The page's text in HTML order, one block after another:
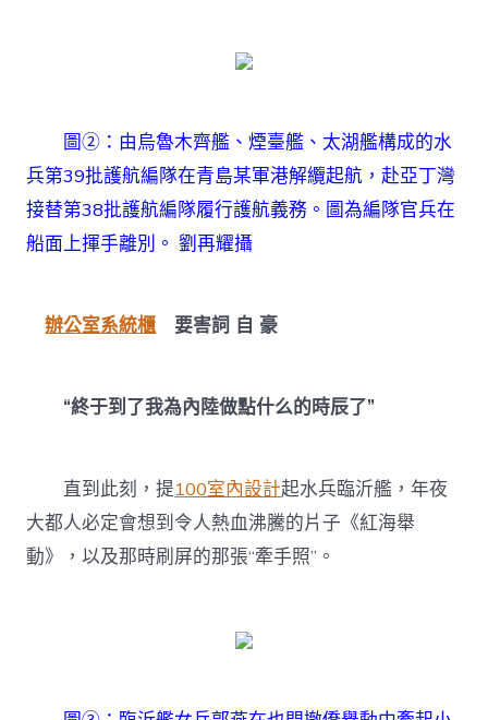
圖②：由烏魯木齊艦、煙臺艦、太湖艦構成的水
兵第39批護航編隊在青島某軍港解纜起航，赴亞丁灣
接替第38批護航編隊履行護航義務。圖為編隊官兵在
船面上揮手離別。 劉再耀攝
辦公室系統櫃 要害詞 自 豪
“終于到了我為內陸做點什么的時辰了”
直到此刻，提100室內設計起水兵臨沂艦，年夜
大都人必定會想到令人熱血沸騰的片子《紅海舉
動》，以及那時刷屏的那張“牽手照”。